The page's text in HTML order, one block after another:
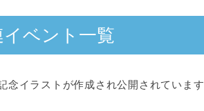
ベント一覧
念イラストが作成され公開されています